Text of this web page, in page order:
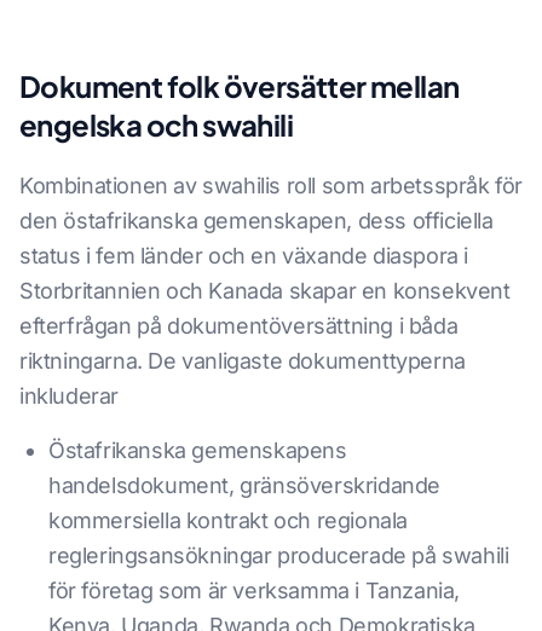
Dokument folk översätter mellan
engelska och swahili
Kombinationen av swahilis roll som arbetsspråk för
den östafrikanska gemenskapen, dess officiella
status i fem länder och en växande diaspora i
Storbritannien och Kanada skapar en konsekvent
efterfrågan på dokumentöversättning i båda
riktningarna. De vanligaste dokumenttyperna
inkluderar
Östafrikanska gemenskapens
handelsdokument, gränsöverskridande
kommersiella kontrakt och regionala
regleringsansökningar producerade på swahili
för företag som är verksamma i Tanzania,